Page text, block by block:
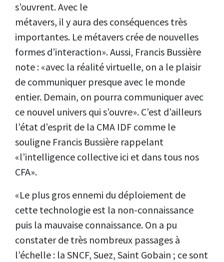
s’ouvrent. Avec le
métavers, il y aura des conséquences très
importantes. Le métavers crée de nouvelles
formes d’interaction». Aussi, Francis Bussière
note : «avec la réalité virtuelle, on a le plaisir
de communiquer presque avec le monde
entier. Demain, on pourra communiquer avec
ce nouvel univers qui s’ouvre». C’est d’ailleurs
l’état d’esprit de la CMA IDF comme le
souligne Francis Bussière rappelant
«l’intelligence collective ici et dans tous nos
CFA».
«Le plus gros ennemi du déploiement de
cette technologie est la non-connaissance
puis la mauvaise connaissance. On a pu
constater de très nombreux passages à
l’échelle : la SNCF, Suez, Saint Gobain ; ce sont